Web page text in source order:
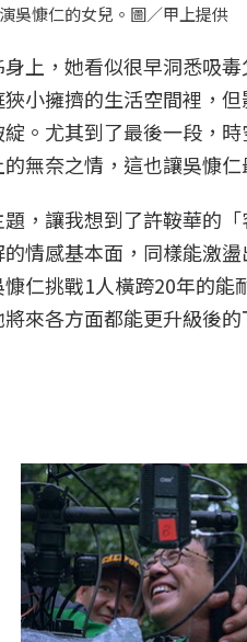
吳慷仁的女兒。圖／甲上提供
上，她看似很早洞悉吸
小擁擠的生活空間裡，
。尤其到了最後一段，
無奈之情，這也讓吳慷
題，讓我想到了許鞍華的
情感基本面，同樣能激
仁挑戰1人橫跨20年的
來各方面都能更升級後的